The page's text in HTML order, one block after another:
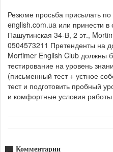
Резюме просьба присылать
english.com.ua или принести
Пашутинская 34-В, 2 эт.,
0504573211 Претенденты на
Mortimer English Club должны
тестирование на уровень
(письменный тест + устное
тест и подготовить пробный
и комфортные условия работы
Комментарии